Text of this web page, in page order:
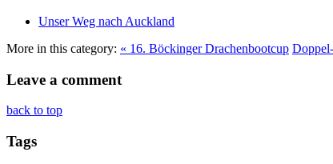
Unser Weg nach Auckland
More in this category: « 16. Böckinger Drachenbootcup
Leave a comment
back to top
Tags